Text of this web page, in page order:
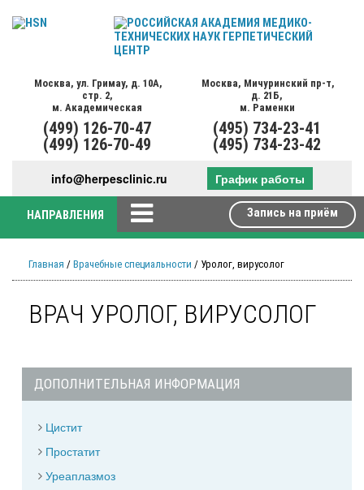
Москва, ул. Гримау, д. 10А,
стр. 2,
м. Академическая
(499) 126-70-47
(499) 126-70-49
Москва, Мичуринский пр-т,
д. 21Б,
м. Раменки
(495) 734-23-41
(495) 734-23-42
info@herpesclinic.ru График работы
НАПРАВЛЕНИЯ Запись на приём
Главная / Врачебные специальности / Уролог, вирусолог
ВРАЧ УРОЛОГ, ВИРУСОЛОГ
ДОПОЛНИТЕЛЬНАЯ ИНФОРМАЦИЯ
Цистит
Простатит
Уреаплазмоз